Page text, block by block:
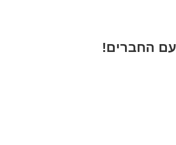
החברים!